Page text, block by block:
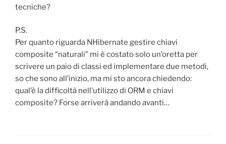
tecniche?
P.S.
Per quanto riguarda NHibernate gestire chiavi
composite “naturali” mi è costato solo un’oretta per
scrivere un paio di classi ed implementare due metodi,
so che sono all’inizio, ma mi sto ancora chiedendo:
qual’è la difficoltà nell’utilizzo di ORM e chiavi
composite? Forse arriverà andando avanti…